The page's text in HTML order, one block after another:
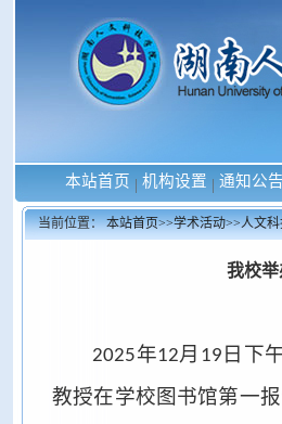
本站首页 | 机构设置 | 通知公告
当前位置：本站首页>>学术活动>>人文
我校
2025年12月 19 日下午
教授在学校图书馆第一